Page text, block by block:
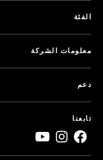
الفئة
معلومات الشركة
دعم
تابعنا